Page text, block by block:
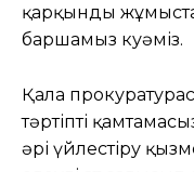
қарқынды
баршамыз куәміз.
Қала
тәртіпті
әрі үйлестіру